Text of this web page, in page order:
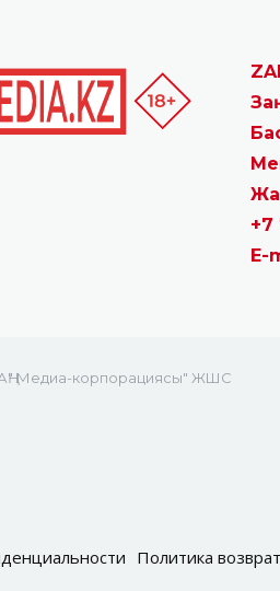
+7
E-
Медиа-корпорациясы" ЖШС
Политика